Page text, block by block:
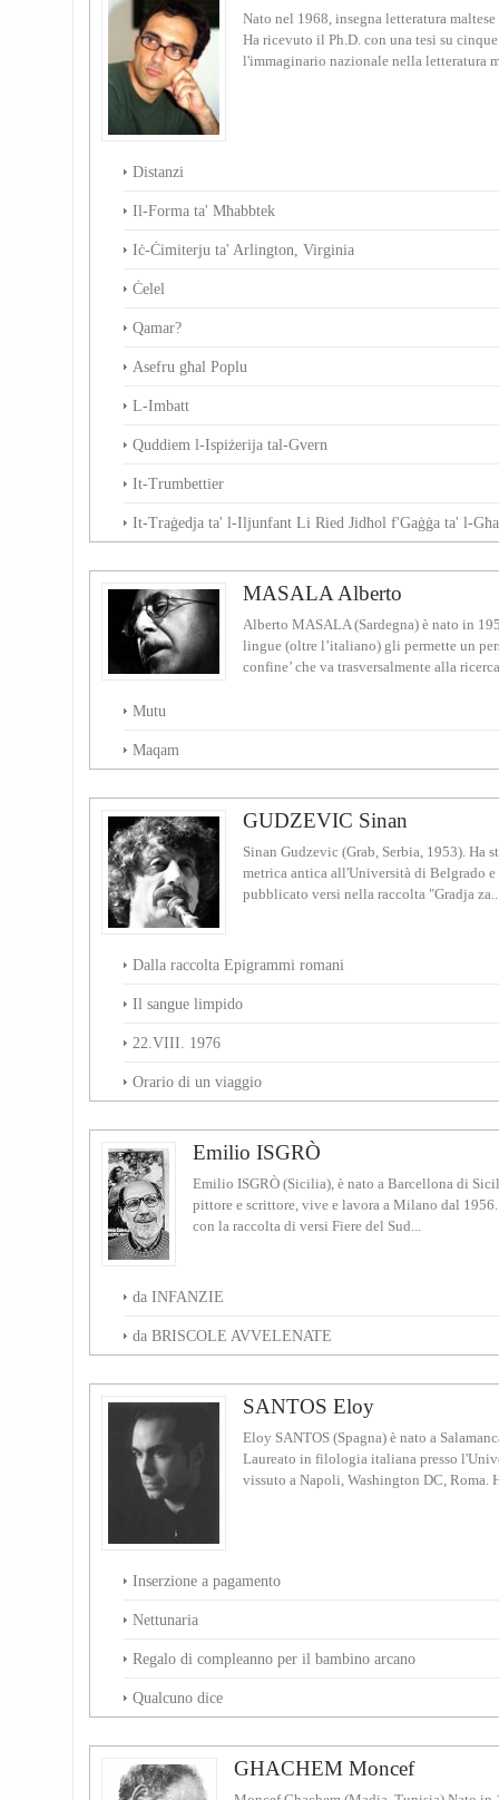
Nato nel 1968, insegna letteratura
Ha ricevuto il Ph.D. con una tesi su
l'immaginario nazionale nella letteratura
Distanzi
Il-Forma ta' Mħabbtek
Iċ-Ċimiterju ta' Arlington, Virginia
Ċelel
Qamar?
Asefru għal Poplu
L-Imbatt
Quddiem l-Ispiżerija tal-Gvern
It-Trumbettier
It-Traġedja ta' l-Iljunfant Li Ried Jidħol f'Gaġġa ta' l-
MASALA Alberto
Alberto MASALA (Sardegna) è nato in
lingue (oltre l’italiano) gli permette un
confine’ che va trasversalmente alla
Mutu
Maqam
GUDZEVIC Sinan
Sinan Gudzevic (Grab, Serbia, 1953). Ha
metrica antica all'Università di Belgrado e
pubblicato versi nella raccolta "Gradja
Dalla raccolta Epigrammi romani
Il sangue limpido
22.VIII. 1976
Orario di un viaggio
Emilio ISGRÒ
Emilio ISGRÒ (Sicilia), è nato a Barcellona di
pittore e scrittore, vive e lavora a Milano dal
con la raccolta di versi Fiere del Sud...
da INFANZIE
da BRISCOLE AVVELENATE
SANTOS Eloy
Eloy SANTOS (Spagna) è nato a
Laureato in filologia italiana presso
vissuto a Napoli, Washington DC, Roma.
Inserzione a pagamento
Nettunaria
Regalo di compleanno per il bambino arcano
Qualcuno dice
GHACHEM Moncef